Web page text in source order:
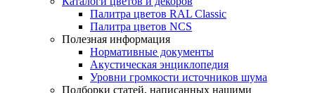
Палитра цветов RAL Сlassic
Палитра цветов NCS
Полезная информация
Нормативные документы
Акустическая энциклопедия
Уровни громкости источников шума
Подборки статей, написанных нашими